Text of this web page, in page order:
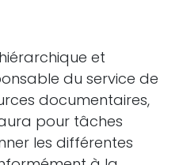
et
du service de
documentaires,
pour tâches
les différentes